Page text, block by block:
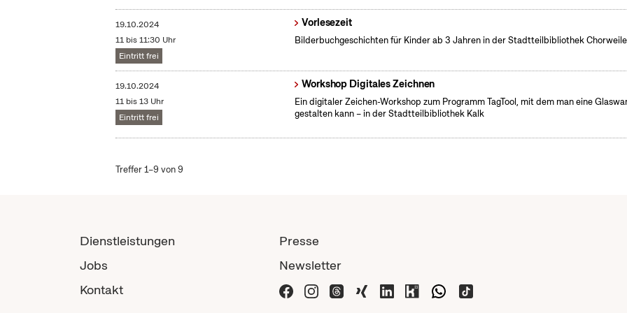
19.10.2024
11 bis 11:30 Uhr
Eintritt frei
Vorlesezeit
Bilderbuchgeschichten für Kinder ab 3 Jahren in der Stadtteilbibliothek
19.10.2024
11 bis 13 Uhr
Eintritt frei
Workshop Digitales Zeichnen
Ein digitaler Zeichen-Workshop zum Programm TagTool, mit dem man eine
gestalten kann – in der Stadtteilbibliothek Kalk
Treffer 1–9 von 9
Dienstleistungen
Jobs
Kontakt
Presse
Newsletter